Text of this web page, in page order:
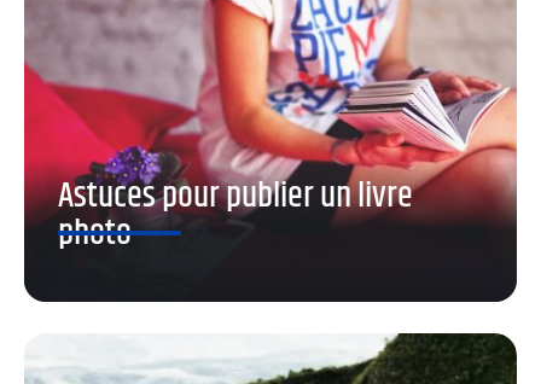
Astuces pour publier un livre
photo